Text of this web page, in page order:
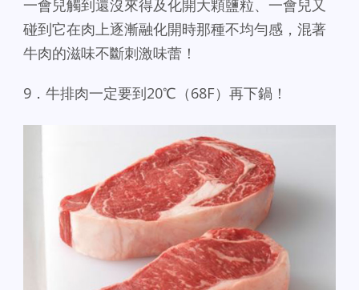
一會兒觸到還沒來得及化開大顆鹽粒、一會兒又
碰到它在肉上逐漸融化開時那種不均勻感，混著
牛肉的滋味不斷刺激味蕾！
9．牛排肉一定要到20℃（68F）再下鍋！